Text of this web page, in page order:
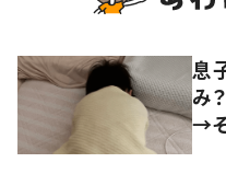
息
み
→